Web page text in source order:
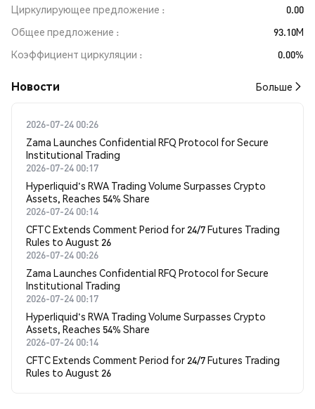
Циркулирующее предложение
0.00
Общее предложение
93.10M
Коэффициент циркуляции
0.00%
Новости Больше
2026-07-24 00:26
Zama Launches Confidential RFQ Protocol for Secure
Institutional Trading
2026-07-24 00:17
Hyperliquid's RWA Trading Volume Surpasses Crypto
Assets, Reaches 54% Share
2026-07-24 00:14
CFTC Extends Comment Period for 24/7 Futures Trading
Rules to August 26
2026-07-24 00:26
Zama Launches Confidential RFQ Protocol for Secure
Institutional Trading
2026-07-24 00:17
Hyperliquid's RWA Trading Volume Surpasses Crypto
Assets, Reaches 54% Share
2026-07-24 00:14
CFTC Extends Comment Period for 24/7 Futures Trading
Rules to August 26